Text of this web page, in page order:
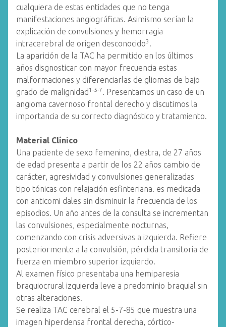
cualquiera de estas entidades que no tenga
manifestaciones angiográficas. Asimismo serían la
explicación de convulsiones y hemorragia
intracerebral de origen desconocido3 .
La aparición de la TAC ha permitido en los últimos
años disgnosticar con mayor frecuencia estas
malformaciones y diferenciarlas de gliomas de bajo
grado de malignidad 1-5-7. Presentamos un caso de un
angioma cavernoso frontal derecho y discutimos la
importancia de su correcto diagnóstico y tratamiento.
Material Clínico
Una paciente de sexo femenino, diestra, de 27 años
de edad presenta a partir de los 22 años cambio de
carácter, agresividad y convulsiones generalizadas
tipo tónicas con relajación esfinteriana. es medicada
con anticomi dales sin disminuir la frecuencia de los
episodios. Un año antes de la consulta se incrementan
las convulsiones, especialmente nocturnas,
comenzando con crisis adversivas a izquierda. Refiere
posteriormente a la convulsión, pérdida transitoria de
fuerza en miembro superior izquierdo.
Al examen físico presentaba una hemiparesia
braquiocrural izquierda leve a predominio braquial sin
otras alteraciones.
Se realiza TAC cerebral el 5-7-85 que muestra una
imagen hiperdensa frontal derecha, córtico-